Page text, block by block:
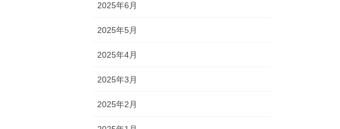
2025年6月
2025年5月
2025年4月
2025年3月
2025年2月